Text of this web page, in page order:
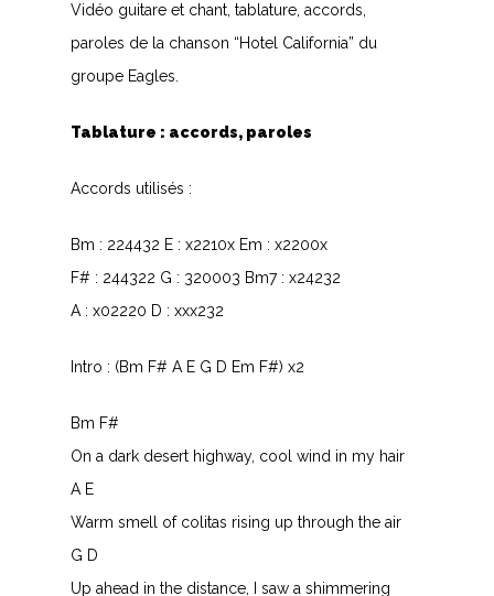
Vidéo guitare et chant, tablature, accords,
paroles de la chanson “Hotel California” du
groupe Eagles.
Tablature : accords, paroles
Accords utilisés :
Bm : 224432 E : x2210x Em : x2200x
F# : 244322 G : 320003 Bm7 : x24232
A : x02220 D : xxx232
Intro : (Bm F# A E G D Em F#) x2
Bm F#
On a dark desert highway, cool wind in my hair
A E
Warm smell of colitas rising up through the air
G D
Up ahead in the distance, I saw a shimmering